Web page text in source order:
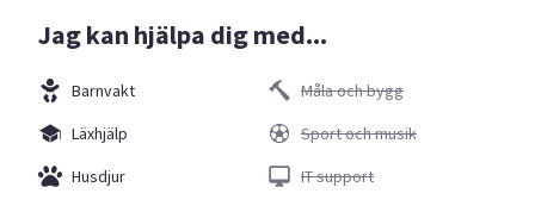
Jag kan hjälpa dig med...
Barnvakt
Läxhjälp
Husdjur
Måla och bygg
Sport och musik
IT support